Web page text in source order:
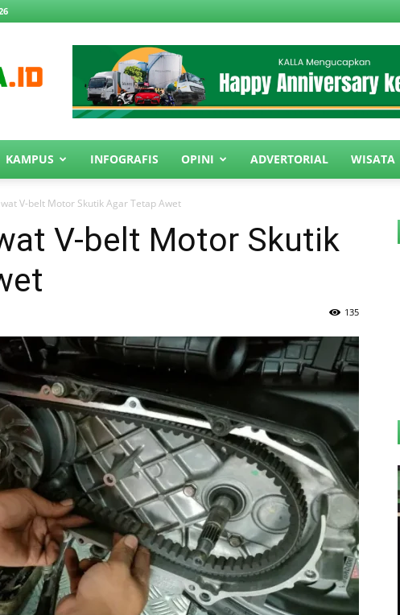
KAMPUS INFOGRAFIS OPINI ADVERTORIAL WISATA
V-belt Motor Skutik Agar Tetap Awet
V-belt Motor Skutik
135